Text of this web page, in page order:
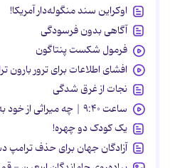
اوکراین سند منگوله‌دار آمریکا!
آگاهی بدون فرسودگی
فرمول شکست پنتاگون
افشای اطلاعات برای ترور بارون
نجات از غرق شدگی
ساعت ۹:۴۰ | چه میراثی از خود به جای گذاشت؟
یک کودک دو چهره!
آزادگان جهان برای حذف ترامپ